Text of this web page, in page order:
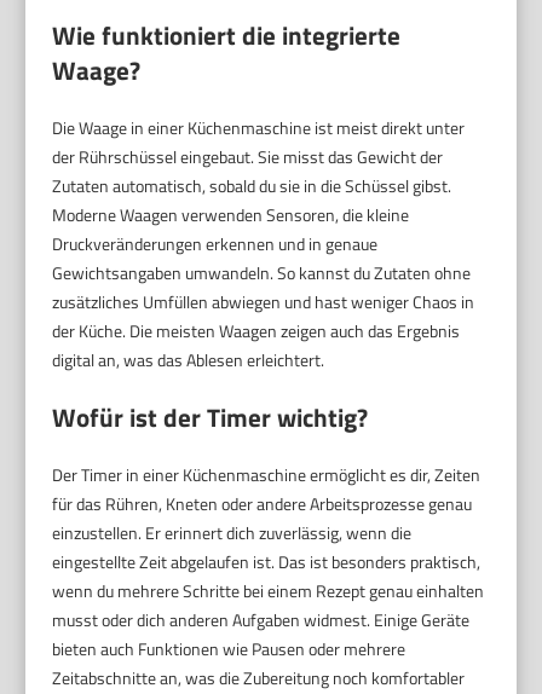
Wie funktioniert die integrierte
Waage?
Die Waage in einer Küchenmaschine ist meist direkt unter
der Rührschüssel eingebaut. Sie misst das Gewicht der
Zutaten automatisch, sobald du sie in die Schüssel gibst.
Moderne Waagen verwenden Sensoren, die kleine
Druckveränderungen erkennen und in genaue
Gewichtsangaben umwandeln. So kannst du Zutaten ohne
zusätzliches Umfüllen abwiegen und hast weniger Chaos in
der Küche. Die meisten Waagen zeigen auch das Ergebnis
digital an, was das Ablesen erleichtert.
Wofür ist der Timer wichtig?
Der Timer in einer Küchenmaschine ermöglicht es dir, Zeiten
für das Rühren, Kneten oder andere Arbeitsprozesse genau
einzustellen. Er erinnert dich zuverlässig, wenn die
eingestellte Zeit abgelaufen ist. Das ist besonders praktisch,
wenn du mehrere Schritte bei einem Rezept genau einhalten
musst oder dich anderen Aufgaben widmest. Einige Geräte
bieten auch Funktionen wie Pausen oder mehrere
Zeitabschnitte an, was die Zubereitung noch komfortabler